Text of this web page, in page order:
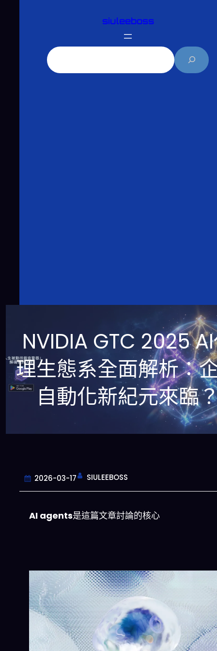
siuleeboss
NVIDIA GTC 2025
理生態系全面解析：
自動化新紀元來臨
2026-03-17 SIULEEBOSS
AI agents是這篇文章討論的核心